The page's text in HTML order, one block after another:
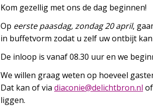
Kom gezellig met ons de dag beginnen!
Op eerste paasdag, zondag 20 april,
in buffetvorm zodat u zelf uw ontbijt
De inloop is vanaf 08.30 uur en we
We willen graag weten op hoeveel
Dat kan of via
ln.no
rbthc
iled@
einoc
aid
liggen.